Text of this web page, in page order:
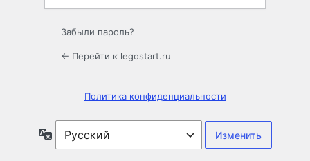
Забыли пароль?
← Перейти к legostart.ru
Политика конфиденциальности
Язык